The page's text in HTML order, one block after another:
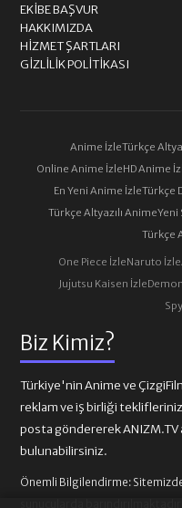
Biz Kimiz?
Türkiye'nin Anime ve
reklam ve iş birliği
posta göndererek
bulunabilirsiniz.
Önemli Bilgilendirme:
EKIBE BAŞVUR
HAKKIMIZDA
HIZMET ŞARTLARI
GIZLILIK POLITIKASI
Anime İzleTürkçe
Online Anime İzleHD Anime
En Yeni Anime İzleTürkçe
Türkçe Altyazılı AnimeYeni
Türkçe
One Piece İzleNaruto İzle
Jujutsu Kaisen İzle